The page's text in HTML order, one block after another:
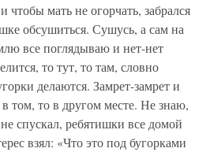
чтобы мать не огорчать, забрался
обсушиться. Сушусь, а сам на
все поглядываю и нет-нет
то тут, то там, словно
делаются. Замрет-замрет и
том, то в другом месте. Не знаю,
спускал, ребятишки все домой
взял: «Что это под бугорками